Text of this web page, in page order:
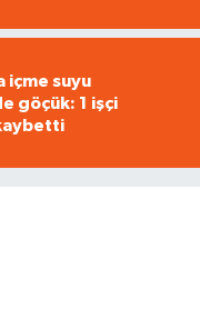
içme suyu
göçük: 1 işçi